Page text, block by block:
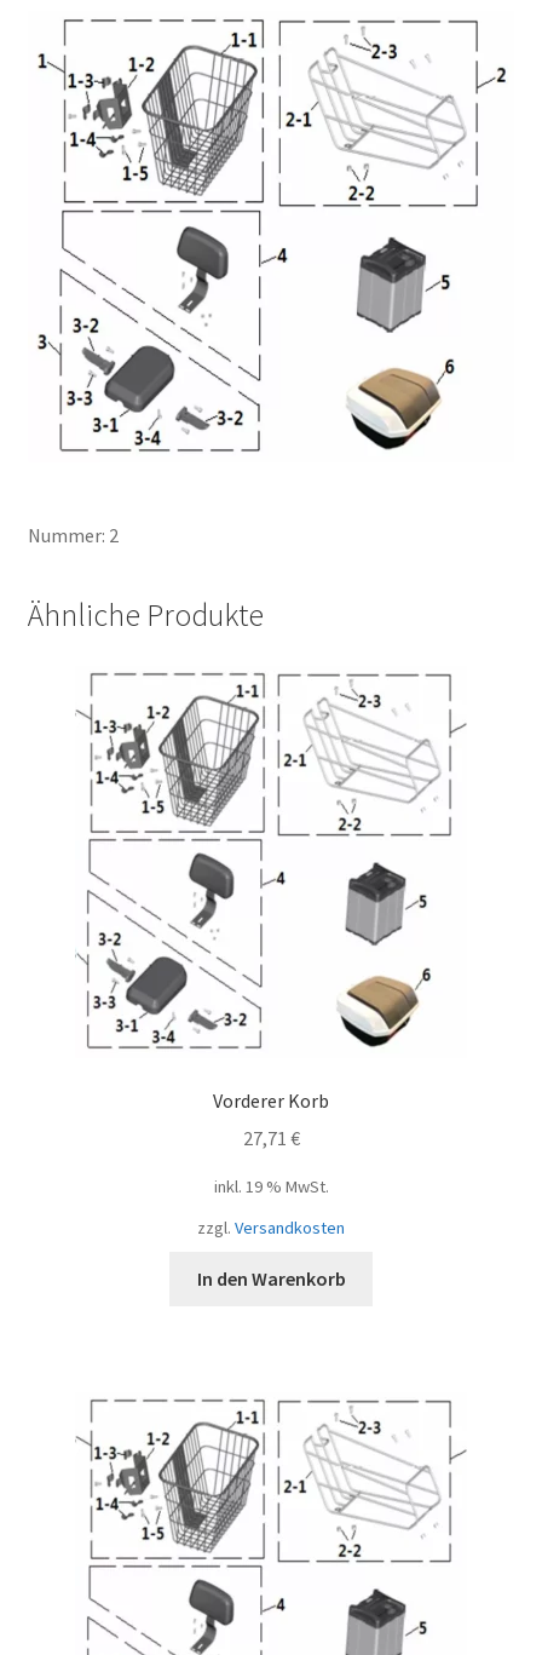
Nummer: 2
Ähnliche Produkte
Vorderer Korb
27,71 €
inkl. 19 % MwSt.
zzgl. Versandkosten
In den Warenkorb